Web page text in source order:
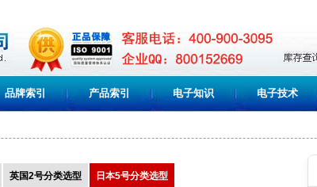
品牌索引 产品索引 电子知识 电子技术
英国2号分类选型 日本5号分类选型